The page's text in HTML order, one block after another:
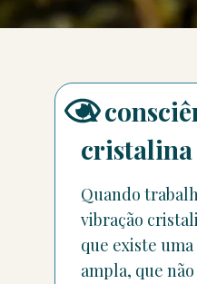
A
cristalina
Quando
vibração
que existe
ampla, que